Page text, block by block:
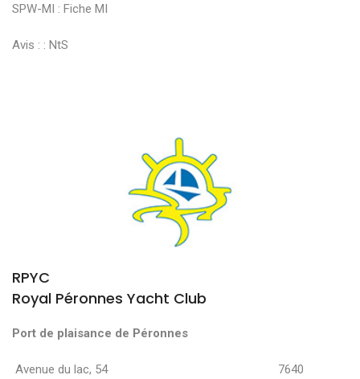
SPW-MI : Fiche MI
Avis : : NtS
RPYC
Royal Péronnes Yacht Club
Port de plaisance de Péronnes
Avenue du lac, 54 7640